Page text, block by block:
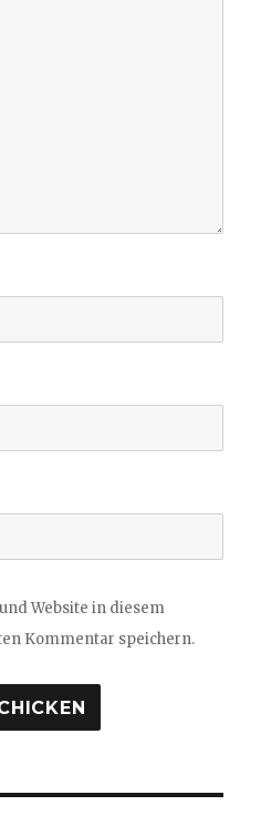
Website in diesem
Kommentar speichern.